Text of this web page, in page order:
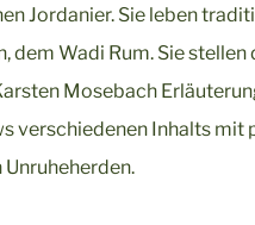
Jordanier. Sie leben
dem Wadi Rum. Sie
Mosebach
verschiedenen Inhalts mit